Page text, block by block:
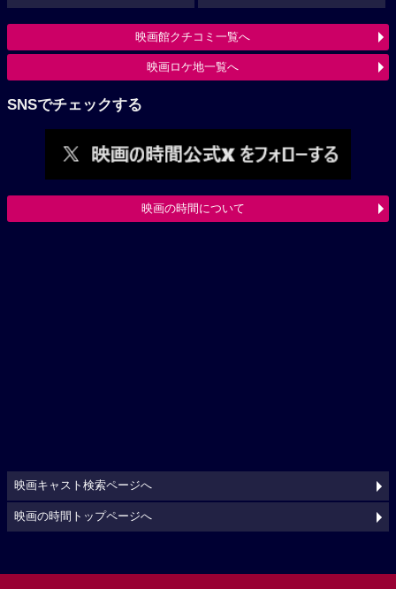
映画館クチコミ一覧へ
映画ロケ地一覧へ
SNSでチェックする
映画の時間について
映画キャスト検索ページへ
映画の時間トップページへ